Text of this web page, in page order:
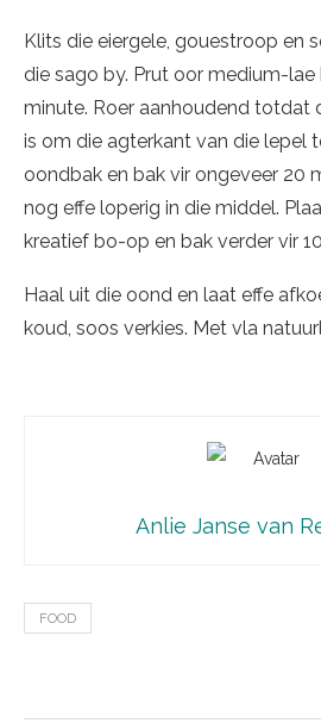
Klits die eiergele, gouestroop en
die sago by. Prut oor medium-
minute. Roer aanhoudend totdat
is om die agterkant van die lepel
oondbak en bak vir ongeveer 20
nog effe loperig in die middel.
kreatief bo-op en bak verder vir
Haal uit die oond en laat effe
koud, soos verkies. Met vla
Anlie Janse van
FOOD